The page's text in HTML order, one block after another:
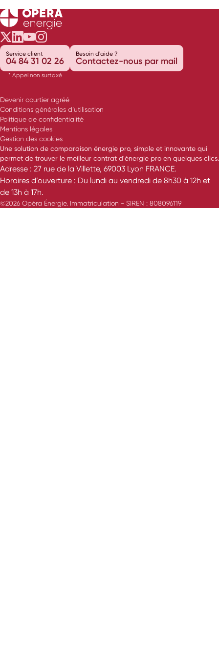
Opéra Énergie sur Twitter
Opéra Énergie sur LinkedIn
Opéra Énergie sur Youtube
Opéra Énergie sur Instagram
Service client
04 84 31 02 26
* Appel non surtaxé
Besoin d'aide ?
Contactez-nous par mail
Devenir courtier agréé
Conditions générales d’utilisation
Politique de confidentialité
Mentions légales
Gestion des cookies
Une solution de comparaison énergie pro, simple et innovante qui
permet de trouver le meilleur contrat d'énergie pro en quelques clics.
Adresse : 27 rue de la Villette, 69003 Lyon FRANCE.
Horaires d’ouverture : Du lundi au vendredi de 8h30 à 12h et
de 13h à 17h.
©2026 Opéra Énergie. Immatriculation - SIREN : 808096119